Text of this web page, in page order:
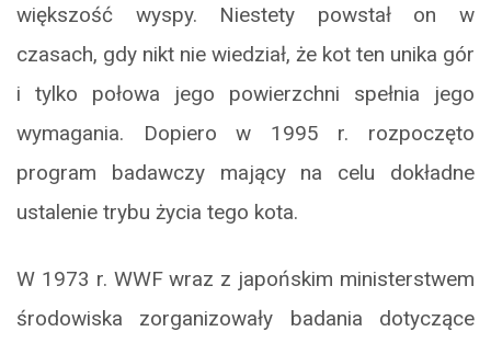
większość wyspy. Niestety powstał on w
czasach, gdy nikt nie wiedział, że kot ten unika gór
i tylko połowa jego powierzchni spełnia jego
wymagania. Dopiero w 1995 r. rozpoczęto
program badawczy mający na celu dokładne
ustalenie trybu życia tego kota.
W 1973 r. WWF wraz z japońskim ministerstwem
środowiska zorganizowały badania dotyczące